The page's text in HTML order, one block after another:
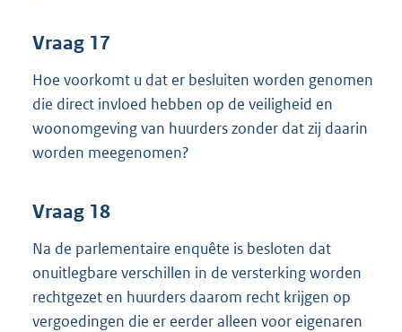
Vraag 17
Hoe voorkomt u dat er besluiten worden genomen
die direct invloed hebben op de veiligheid en
woonomgeving van huurders zonder dat zij daarin
worden meegenomen?
Vraag 18
Na de parlementaire enquête is besloten dat
onuitlegbare verschillen in de versterking worden
rechtgezet en huurders daarom recht krijgen op
vergoedingen die er eerder alleen voor eigenaren